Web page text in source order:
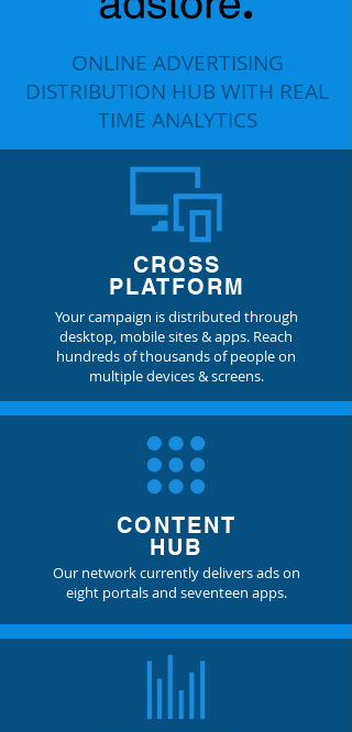
ONLINE ADVERTISING
DISTRIBUTION HUB WITH REAL
TIME ANALYTICS
CROSS
PLATFORM
Your campaign is distributed through
desktop, mobile sites & apps. Reach
hundreds of thousands of people on
multiple devices & screens.
CONTENT
HUB
Our network currently delivers ads on
eight portals and seventeen apps.